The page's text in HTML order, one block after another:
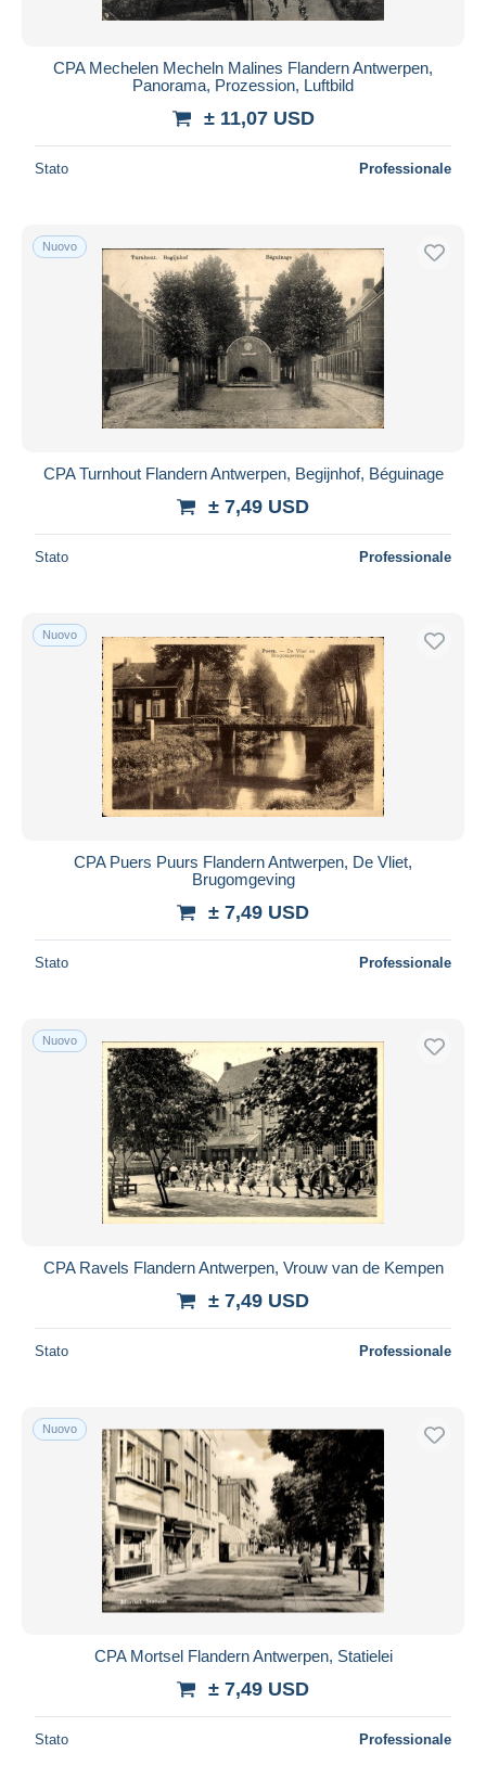
CPA Mechelen Mecheln Malines Flandern Antwerpen,
Panorama, Prozession, Luftbild
± 11,07 USD
Stato Professionale
Nuovo
CPA Turnhout Flandern Antwerpen, Begijnhof, Béguinage
± 7,49 USD
Stato Professionale
Nuovo
CPA Puers Puurs Flandern Antwerpen, De Vliet,
Brugomgeving
± 7,49 USD
Stato Professionale
Nuovo
CPA Ravels Flandern Antwerpen, Vrouw van de Kempen
± 7,49 USD
Stato Professionale
Nuovo
CPA Mortsel Flandern Antwerpen, Statielei
± 7,49 USD
Stato Professionale